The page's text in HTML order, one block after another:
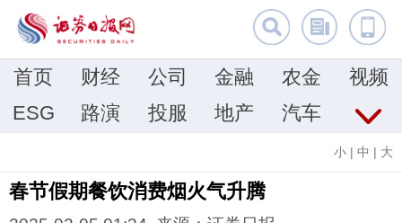
首页 财经 公司 金融 农金
视频
ESG
路演 投服 地产 汽车
小 | 中 | 大
春节假期餐饮消费烟火气升腾